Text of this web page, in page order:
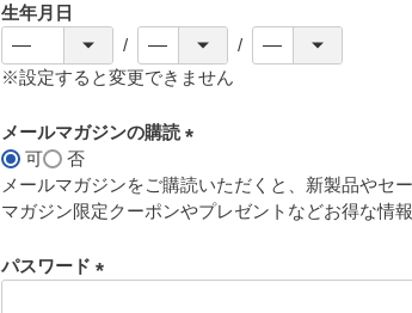
生年月日
※設定すると変更できません
メールマガジンの購読
必
須
可
否
メールマガジンをご購読いただくと、新製品やセ
マガジン限定クーポンやプレゼントなどお得な情
パスワード